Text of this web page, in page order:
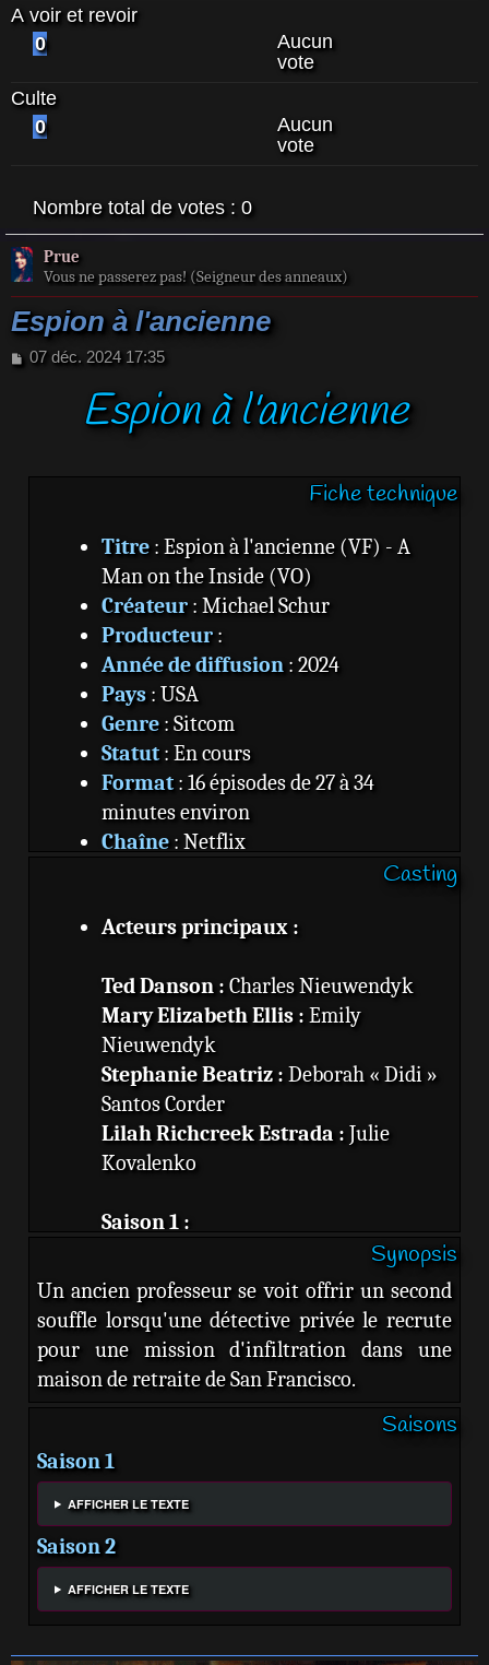
A voir et revoir
0
Aucun
vote
Culte
0
Aucun
vote
Nombre total de votes : 0
Prue
Vous ne passerez pas! (Seigneur des anneaux)
Espion à l'ancienne
M
e
07 déc. 2024 17:35
Espion à l'ancienne
Fiche technique
Titre: Espion à l'ancienne (VF) - A
Man on the Inside (VO)
Créateur: Michael Schur
Producteur:
Année de diffusion: 2024
Pays: USA
Genre: Sitcom
Statut: En cours
Format: 16 épisodes de 27 à 34
minutes environ
Chaîne: Netflix
Casting
Acteurs principaux :
Ted Danson : Charles Nieuwendyk
Mary Elizabeth Ellis : Emily
Nieuwendyk
Stephanie Beatriz : Deborah « Didi »
Santos Corder
Lilah Richcreek Estrada : Julie
Kovalenko
Saison 1 :
Eugene Cordero :Joel Piñero
Sally Struthers :Virginia Foldau
Marc Evan Jackson :Evan Cubbler
Kerry O'Malley :Megan
Chagughlaight-Accourse
Florance Joanne
Whistbrook
John Getz :Elliott Haverhill
Susan Ruttan :
Veronica Cartwright :
Miles Fowler :Jaylen LaMont
Clyde Kusatsu :Grant Yokohama
Synopsis
Un ancien professeur se voit offrir un second
souffle lorsqu'une détective privée le recrute
pour une mission d'infiltration dans une
maison de retraite de San Francisco.
Saisons
Saison 1
AFFICHER LE TEXTE
Saison 2
AFFICHER LE TEXTE